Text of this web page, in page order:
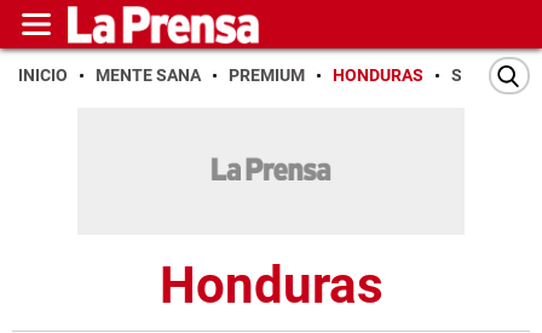
INICIO MENTE SANA PREMIUM HONDURAS SAN PEDRO
Honduras